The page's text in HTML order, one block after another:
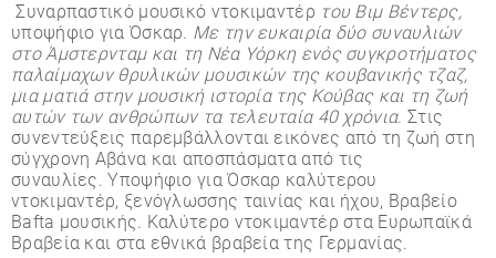
Συναρπαστικό μουσικό ντοκιμαντέρ του Βιμ Βέντερς,
υποψήφιο για Όσκαρ. Με την ευκαιρία δύο συναυλιών
στο Άμστερνταμ και τη Νέα Υόρκη ενός συγκροτήματος
παλαίμαχων θρυλικών μουσικών της κουβανικής τζαζ,
μια ματιά στην μουσική ιστορία της Κούβας και τη ζωή
αυτών των ανθρώπων τα τελευταία 40 χρόνια. Στις
συνεντεύξεις παρεμβάλλονται εικόνες από τη ζωή στη
σύγχρονη Αβάνα και αποσπάσματα από τις
συναυλίες. Υποψήφιο για Όσκαρ καλύτερου
ντοκιμαντέρ, ξενόγλωσσης ταινίας και ήχου, Βραβείο
Bafta μουσικής. Καλύτερο ντοκιμαντέρ στα Ευρωπαϊκά
Βραβεία και στα εθνικά βραβεία της Γερμανίας.